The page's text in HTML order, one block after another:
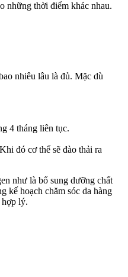
những thời điểm khác nhau.
nhiêu lâu là đủ. Mặc dù
4 tháng liên tục.
đó cơ thể sẽ đào thải ra
như là bổ sung dưỡng chất
kế hoạch chăm sóc da hàng
hợp lý.